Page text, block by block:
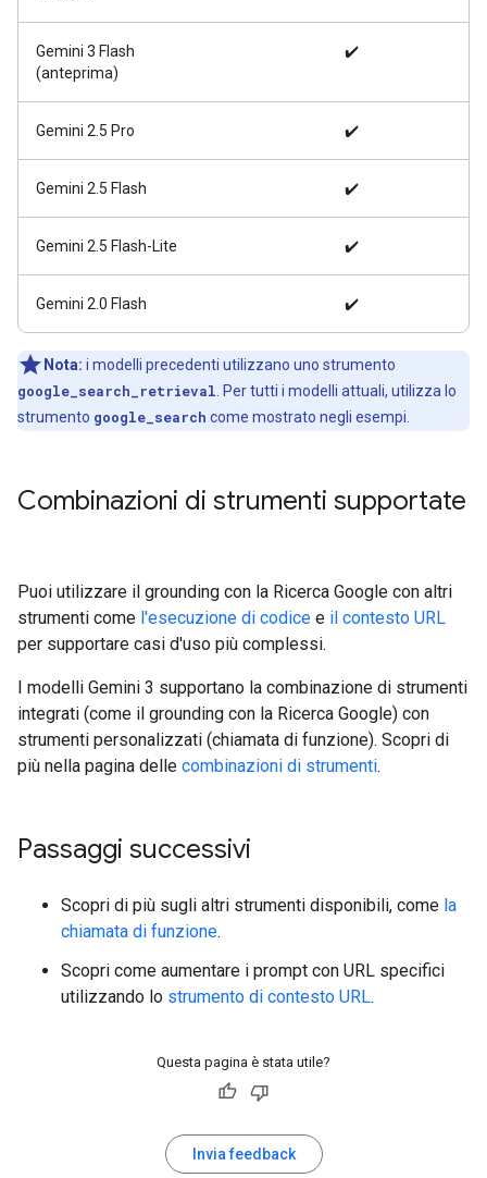
Gemini 3 Flash
(anteprima)
✔️
Gemini 2.5 Pro ✔️
Gemini 2.5 Flash ✔️
Gemini 2.5 Flash-Lite ✔️
Gemini 2.0 Flash ✔️
Nota: i modelli precedenti utilizzano uno strumento
google_search_retrieval . Per tutti i modelli attuali, utilizza lo
strumento google_search come mostrato negli esempi.
Combinazioni di strumenti supportate
Puoi utilizzare il grounding con la Ricerca Google con altri
strumenti come l'esecuzione di codice e il contesto URL
per supportare casi d'uso più complessi.
I modelli Gemini 3 supportano la combinazione di strumenti
integrati (come il grounding con la Ricerca Google) con
strumenti personalizzati (chiamata di funzione). Scopri di
più nella pagina delle combinazioni di strumenti.
Passaggi successivi
Scopri di più sugli altri strumenti disponibili, come la
chiamata di funzione.
Scopri come aumentare i prompt con URL specifici
utilizzando lo strumento di contesto URL.
Questa pagina è stata utile?
Invia feedback